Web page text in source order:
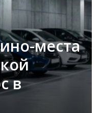
места
в